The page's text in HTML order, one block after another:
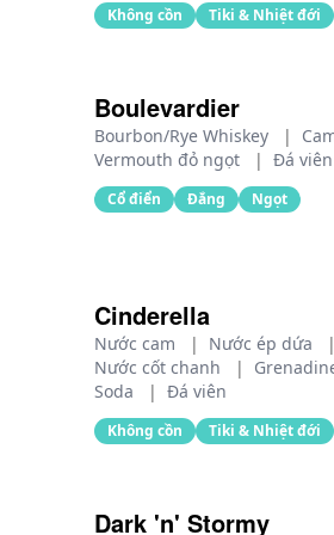
Không cồn Tiki & Nhiệt đới
Boulevardier
Bourbon/Rye Whiskey |
Vermouth đỏ ngọt
| Đá viên
Cổ điển Đắng Ngọt
Cinderella
Nước cam | Nước ép dứa
|
Nước cốt chanh
|
Soda
| Đá viên
Không cồn Tiki & Nhiệt đới
Dark 'n' Stormy